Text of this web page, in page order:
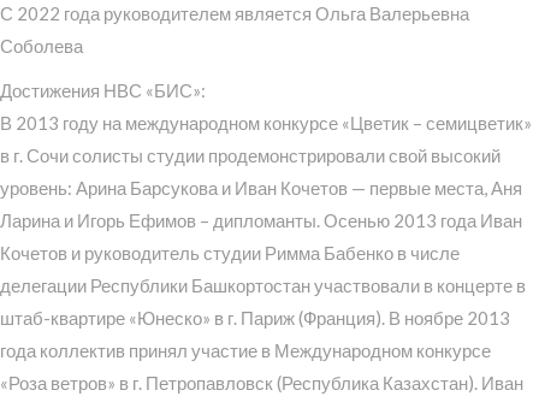
С 2022 года руководителем является Ольга Валерьевна
Соболева
Достижения НВС «БИС»:
В 2013 году на международном конкурсе «Цветик – семицветик»
в г. Сочи солисты студии продемонстрировали свой высокий
уровень: Арина Барсукова и Иван Кочетов — первые места, Аня
Ларина и Игорь Ефимов – дипломанты. Осенью 2013 года Иван
Кочетов и руководитель студии Римма Бабенко в числе
делегации Республики Башкортостан участвовали в концерте в
штаб-квартире «Юнеско» в г. Париж (Франция). В ноябре 2013
года коллектив принял участие в Международном конкурсе
«Роза ветров» в г. Петропавловск (Республика Казахстан). Иван